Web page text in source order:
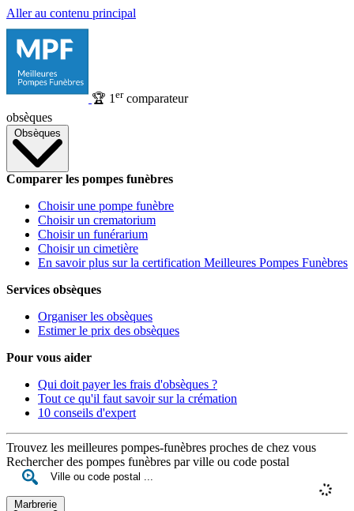
Aller au contenu principal
🏆 1 ercomparateur
obsèques
Obsèques
Comparer les pompes funèbres
Choisir une pompe funèbre
Choisir un crematorium
Choisir un funérarium
Choisir un cimetière
En savoir plus sur la certification Meilleures Pompes Funèbres
Services obsèques
Organiser les obsèques
Estimer le prix des obsèques
Pour vous aider
Qui doit payer les frais d'obsèques ?
Tout ce qu'il faut savoir sur la crémation
10 conseils d'expert
Trouvez les meilleures pompes-funèbres proches de chez vous
Rechercher des pompes funèbres par ville ou code postal
Marbrerie